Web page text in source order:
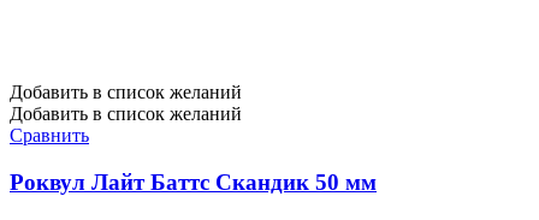
Добавить в список желаний
Добавить в список желаний
Сравнить
Роквул Лайт Баттс Скандик 50 мм